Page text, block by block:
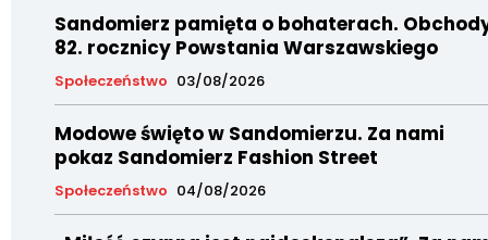
Sandomierz pamięta o bohaterach.
82. rocznicy Powstania Warszawskiego
Społeczeństwo 03/08/2026
Modowe święto w Sandomierzu. Za nami
pokaz Sandomierz Fashion Street
Społeczeństwo 04/08/2026